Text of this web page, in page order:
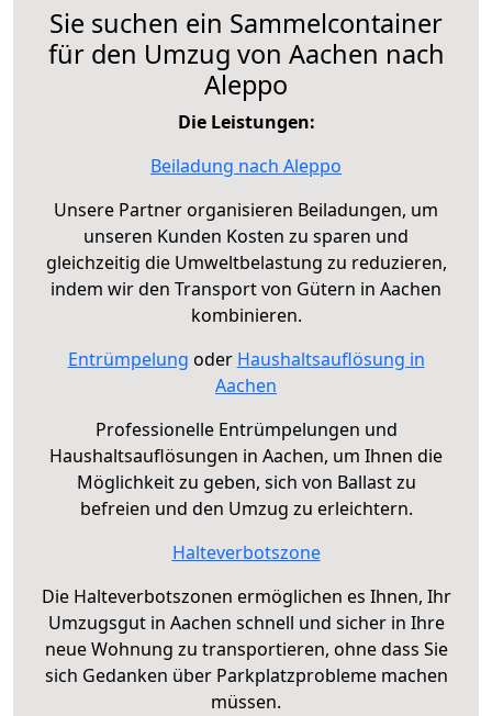
Sie suchen ein Sammelcontainer
für den Umzug von Aachen nach
Aleppo
Die Leistungen:
Beiladung nach Aleppo
Unsere Partner organisieren Beiladungen, um
unseren Kunden Kosten zu sparen und
gleichzeitig die Umweltbelastung zu reduzieren,
indem wir den Transport von Gütern in Aachen
kombinieren.
Entrümpelung oder Haushaltsauflösung in
Aachen
Professionelle Entrümpelungen und
Haushaltsauflösungen in Aachen, um Ihnen die
Möglichkeit zu geben, sich von Ballast zu
befreien und den Umzug zu erleichtern.
Halteverbotszone
Die Halteverbotszonen ermöglichen es Ihnen, Ihr
Umzugsgut in Aachen schnell und sicher in Ihre
neue Wohnung zu transportieren, ohne dass Sie
sich Gedanken über Parkplatzprobleme machen
müssen.